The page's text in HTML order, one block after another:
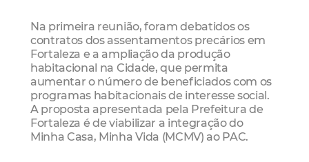
Na primeira reunião, foram debatidos os
contratos dos assentamentos precários em
Fortaleza e a ampliação da produção
habitacional na Cidade, que permita
aumentar o número de beneficiados com os
programas habitacionais de interesse social.
A proposta apresentada pela Prefeitura de
Fortaleza é de viabilizar a integração do
Minha Casa, Minha Vida (MCMV) ao PAC.